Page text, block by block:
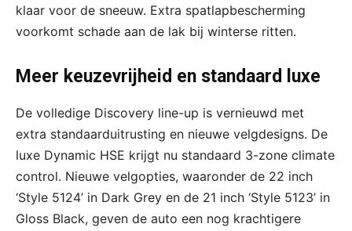
klaar voor de sneeuw. Extra spatlapbescherming
voorkomt schade aan de lak bij winterse ritten.
Meer keuzevrijheid en standaard luxe
De volledige Discovery line-up is vernieuwd met
extra standaarduitrusting en nieuwe velgdesigns. De
luxe Dynamic HSE krijgt nu standaard 3-zone climate
control. Nieuwe velgopties, waaronder de 22 inch
‘Style 5124’ in Dark Grey en de 21 inch ‘Style 5123’ in
Gloss Black, geven de auto een nog krachtigere